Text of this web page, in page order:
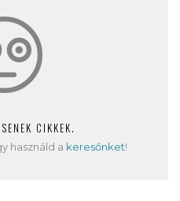
CIKKEK.
használd a keresőnket!